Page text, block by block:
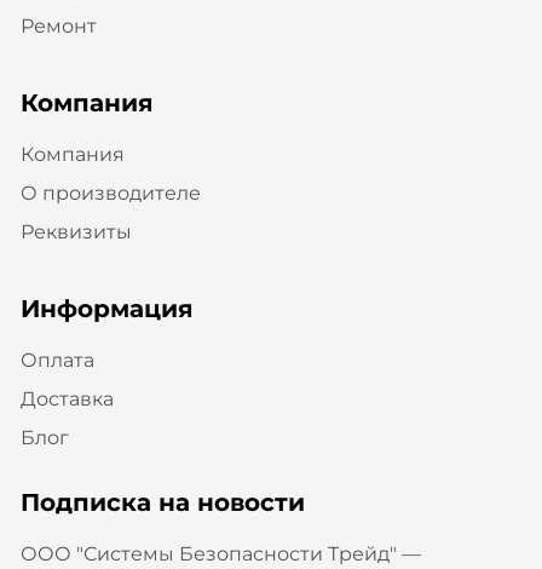
Ремонт
Компания
Компания
О производителе
Реквизиты
Информация
Оплата
Доставка
Блог
Подписка на новости
ООО "Системы Безопасности Трейд" —